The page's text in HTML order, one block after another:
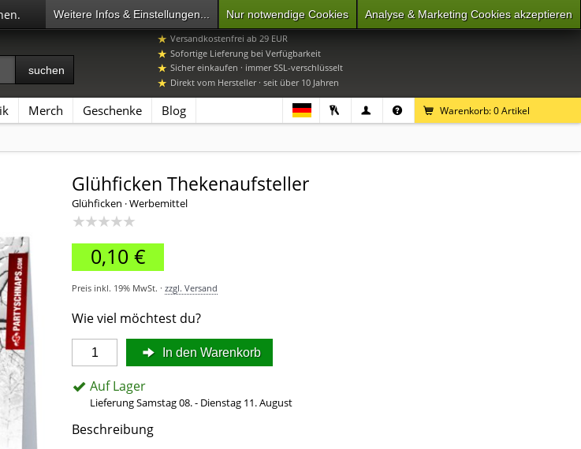
Warenkorb:0Artikel
Merch Geschenke Blog
07392 96649-0 Mo-Do 9-16 Uhr, Fr 9-15 Uhr
Versandkostenfrei ab 29 EUR
Sofortige Lieferung bei Verfügbarkeit
Sicher einkaufen · immer SSL-verschlüsselt
Direkt vom Hersteller · seit über 10 Jahren
Glühficken Thekenaufsteller
Glühficken · Werbemittel
★★★★★
0,10 €
Preis inkl. 19% MwSt. · zzgl. Versand
Wie viel möchtest du?
In den Warenkorb
Auf Lager
Lieferung Samstag 08. - Dienstag 11. August
Beschreibung
Analyse & Marketing Cookies akzeptieren
Nur notwendige Cookies
Weitere Infos & Einstellungen...